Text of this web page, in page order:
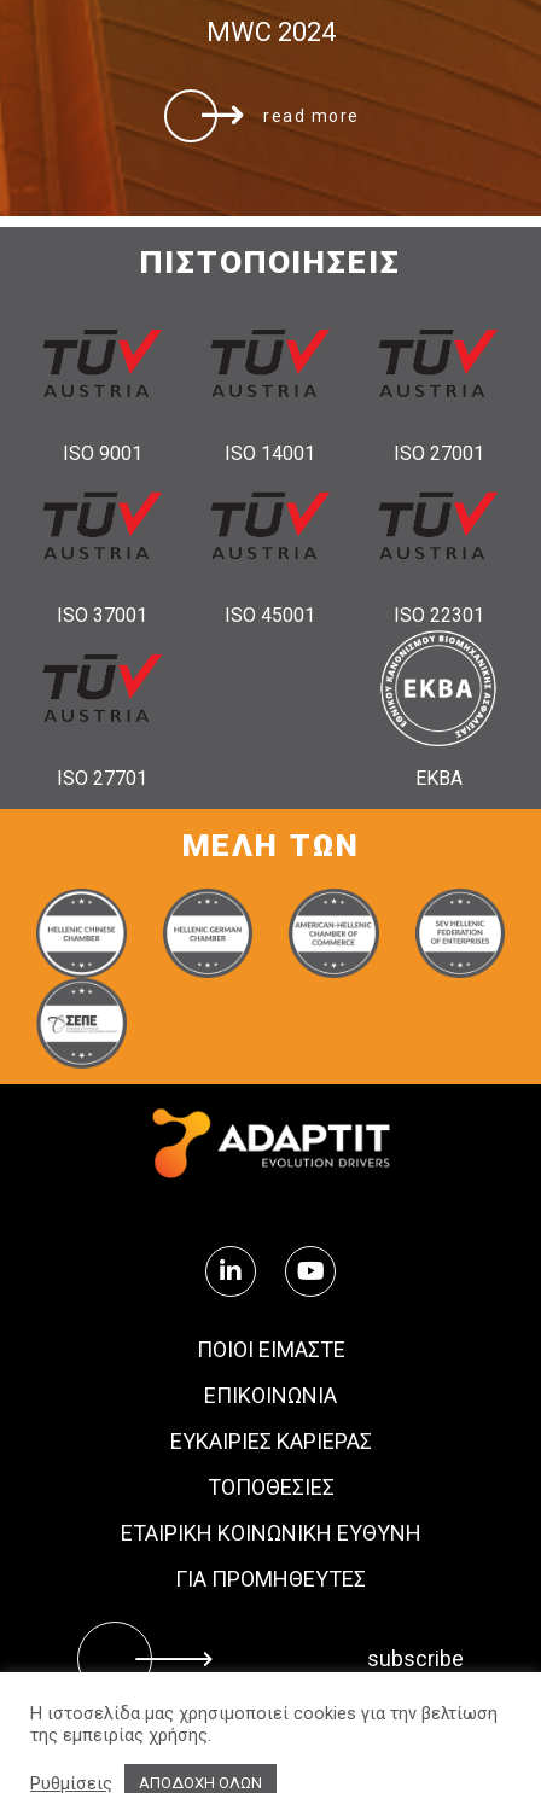
MWC 2024
read more
ΠΙΣΤΟΠΟΙΗΣΕΙΣ
ISO 9001 ISO 14001 ISO 27001
ISO 37001 ISO 45001 ISO 22301
ISO 27701 ΕΚΒΑ
ΜΕΛΗ ΤΩΝ
ΠΟΙΟΙ ΕΙΜΑΣΤΕ
ΕΠΙΚΟΙΝΩΝΙΑ
ΕΥΚΑΙΡΊΕΣ ΚΑΡΙΈΡΑΣ
ΤΟΠΟΘΕΣΙΕΣ
ΕΤΑΙΡΙΚΗ ΚΟΙΝΩΝΙΚΗ ΕΥΘΥΝΗ
ΓΙΑ ΠΡΟΜΗΘΕΥΤΕΣ
Πολιτική Cookies
Η ιστοσελίδα μας χρησιμοποιεί cookies για την βελτίωση
της εμπειρίας χρήσης.
Ρυθμίσεις ΑΠΟΔΟΧΗ ΟΛΩΝ